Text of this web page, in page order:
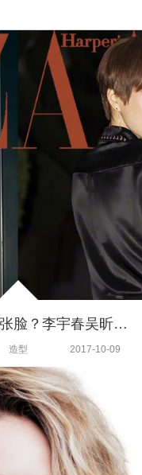
换发色相当于换张脸？李宇春吴昕昆凌染发后爆美，堪称年度最in发色！
造型 2017-10-09